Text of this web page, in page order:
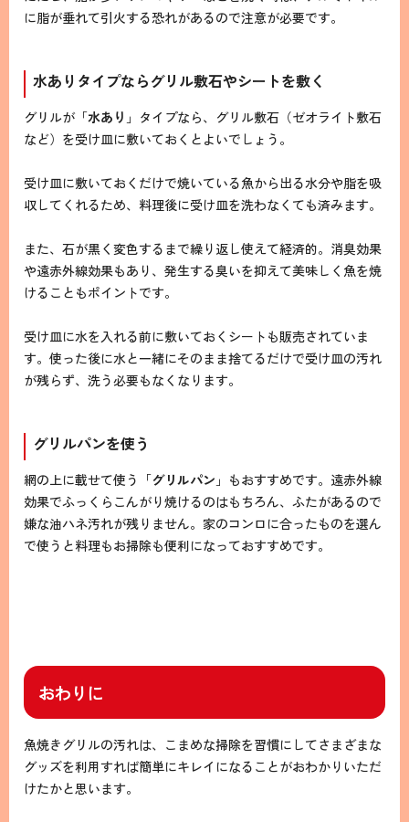
に脂が垂れて引火する恐れがあるので注意が必要です。
水ありタイプならグリル敷石やシートを敷く
グリルが「水あり 」タイプなら、グリル敷石（ゼオライト敷石
など）を受け皿に敷いておくとよいでしょう。
受け皿に敷いておくだけで焼いている魚から出る水分や脂を吸
収してくれるため、料理後に受け皿を洗わなくても済みます。
また、石が黒く変色するまで繰り返し使えて経済的。消臭効果
や遠赤外線効果もあり、発生する臭いを抑えて美味しく魚を焼
けることもポイントです。
受け皿に水を入れる前に敷いておくシートも販売されていま
す。使った後に水と一緒にそのまま捨てるだけで受け皿の汚れ
が残らず、洗う必要もなくなります。
グリルパンを使う
網の上に載せて使う「グリルパン 」もおすすめです。遠赤外線
効果でふっくらこんがり焼けるのはもちろん、ふたがあるので
嫌な油ハネ汚れが残りません。家のコンロに合ったものを選ん
で使うと料理もお掃除も便利になっておすすめです。
おわりに
魚焼きグリルの汚れは、こまめな掃除を習慣にしてさまざまな
グッズを利用すれば簡単にキレイになることがおわかりいただ
けたかと思います。